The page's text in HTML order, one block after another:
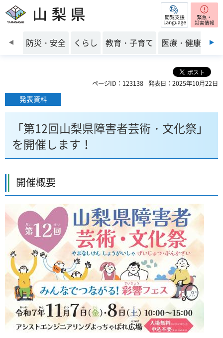
山梨県 閲覧支援
前のスライドを表示
防災・安全 くらし 教育・子育て 医療・健康・福
ページID：123138 発表日：2025年10月22日
発表資料
「第12回山梨県障害者芸術・文化祭」
を開催します！
開催概要